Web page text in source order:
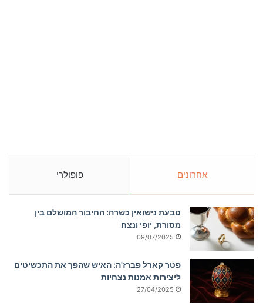
אחרונים פופולרי
טבעת נישואין כשרה: החיבור המושלם בין
מסורת, יופי ונצח
09/07/2025
פטר קארל פברז'ה: האיש שהפך את התכשיטים
ליצירות אמנות נצחיות
27/04/2025